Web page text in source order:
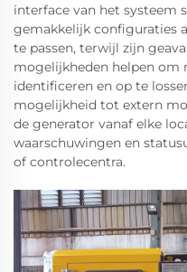
interface van het systeem
gemakkelijk configuraties
te passen, terwijl zijn
mogelijkheden helpen om
identificeren en op te
mogelijkheid tot extern
de generator vanaf elke
waarschuwingen en
of controlecentra.